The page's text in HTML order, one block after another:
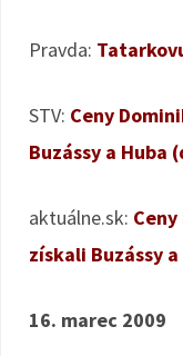
Pravda:
STV: Ceny
Buzássy a Huba
aktuálne.sk:
získali Buzássy a
16. marec 2009